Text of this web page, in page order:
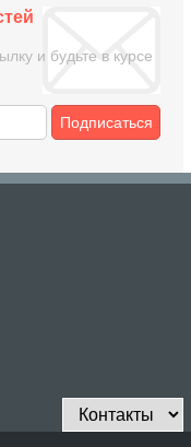
и будьте в курсе
Подписаться